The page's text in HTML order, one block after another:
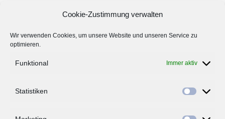
Cookie-Zustimmung verwalten
Wir verwenden Cookies, um unsere Website und unseren Service zu
optimieren.
Funktional Immer aktiv
Statistiken